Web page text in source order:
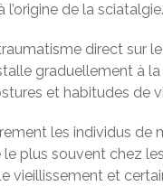
l’origine de la sciatalgie.
direct sur
graduellement à
et habitudes de
les individus de
le plus souvent chez
vieillissement et